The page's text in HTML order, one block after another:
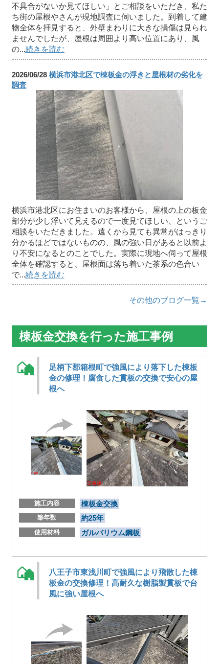
不具合がないか見てほしい」とご相談をいただき、私た
ち街の屋根やさんが現地調査に伺いました。到着して建
物全体を拝見すると、外壁まわりに大きな損傷は見られ
ませんでしたが、屋根は周囲より高い位置にあり、風
の...続きを読む
2026/06/28 横浜市港北区で棟板金の浮きと屋根材の劣化を
調査
横浜市港北区にお住まいのお客様から、屋根の上の板金
部分が少し浮いて見えるので一度見てほしい、というご
相談をいただきました。遠くから見ても異常がはっきり
分かるほどではないものの、風の強い日があると以前よ
り不安になるとのことでした。実際に現地へ伺って屋根
全体を確認すると、屋根面は落ち着いた茶系の色合い
で...続きを読む
その他のブログ一覧→
棟板金交換を行った施工事例
足柄下郡箱根町で強風により落下した棟板
金の修理！腐食した貫板の交換で安心の屋
根へ
施工内容 棟板金交換
築年数 約25年
使用材料 ガルバリウム鋼板
八王子市東浅川町で強風により飛散した棟
板金の交換修理！高耐久な樹脂製貫板で台
風に強い屋根へ